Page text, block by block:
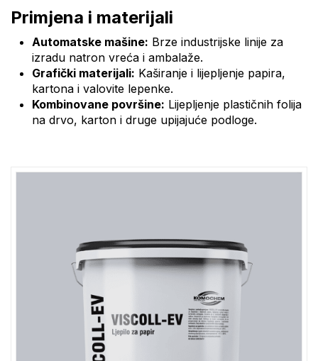
Primjena i materijali
Automatske mašine: Brze industrijske linije za
izradu natron vreća i ambalaže.
Grafički materijali: Kaširanje i lijepljenje papira,
kartona i valovite lepenke.
Kombinovane površine: Lijepljenje plastičnih folija
na drvo, karton i druge upijajuće podloge.